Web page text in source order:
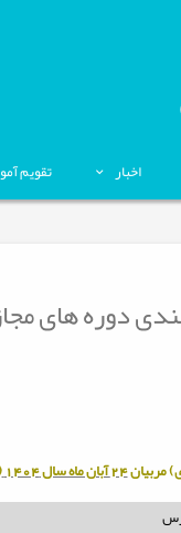
اخبار تقویم
04 برنامه زمانبندی
مربيان24 آبان ماه سال 1404